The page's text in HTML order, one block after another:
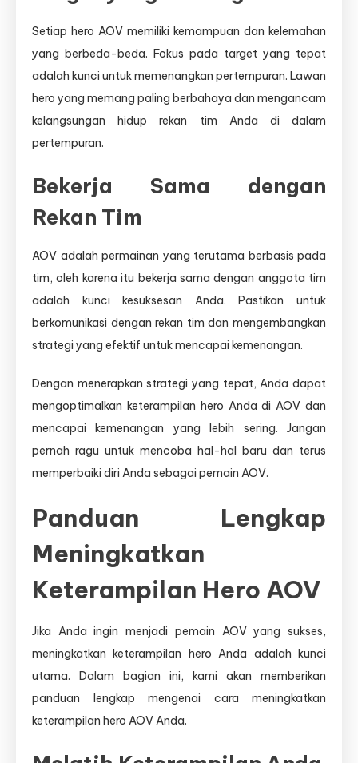
Setiap hero AOV memiliki kemampuan dan kelemahan
yang berbeda-beda. Fokus pada target yang tepat
adalah kunci untuk memenangkan pertempuran. Lawan
hero yang memang paling berbahaya dan mengancam
kelangsungan hidup rekan tim Anda di dalam
pertempuran.
Bekerja Sama dengan
Rekan Tim
AOV adalah permainan yang terutama berbasis pada
tim, oleh karena itu bekerja sama dengan anggota tim
adalah kunci kesuksesan Anda. Pastikan untuk
berkomunikasi dengan rekan tim dan mengembangkan
strategi yang efektif untuk mencapai kemenangan.
Dengan menerapkan strategi yang tepat, Anda dapat
mengoptimalkan keterampilan hero Anda di AOV dan
mencapai kemenangan yang lebih sering. Jangan
pernah ragu untuk mencoba hal-hal baru dan terus
memperbaiki diri Anda sebagai pemain AOV.
Panduan Lengkap
Meningkatkan
Keterampilan Hero AOV
Jika Anda ingin menjadi pemain AOV yang sukses,
meningkatkan keterampilan hero Anda adalah kunci
utama. Dalam bagian ini, kami akan memberikan
panduan lengkap mengenai cara meningkatkan
keterampilan hero AOV Anda.